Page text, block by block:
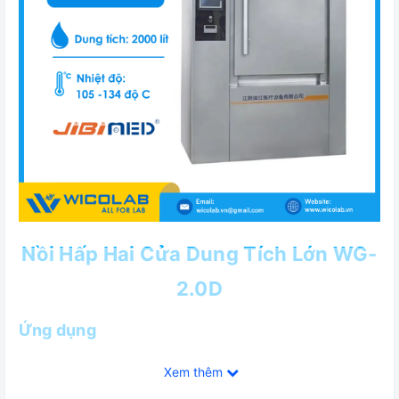
Nồi Hấp Hai Cửa Dung Tích Lớn WG-
2.0D
Ứng dụng
hấp môi trường nuôi cấy vi sinh sinh...dùng trong các bệnh
Xem thêm